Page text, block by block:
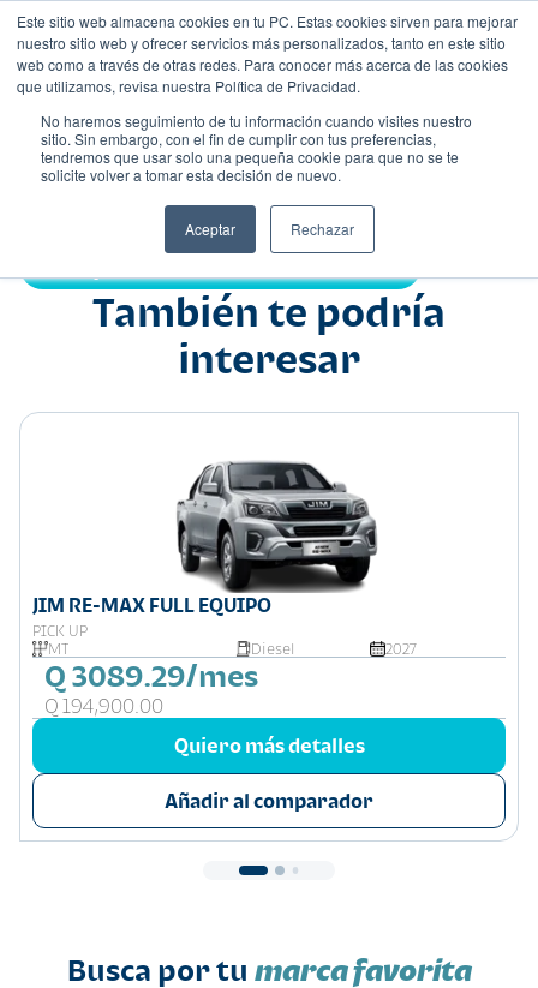
Este sitio web almacena cookies en tu PC. Estas cookies sirven para mejorar
nuestro sitio web y ofrecer servicios más personalizados, tanto en este sitio
web como a través de otras redes. Para conocer más acerca de las cookies
que utilizamos, revisa nuestra Política de Privacidad.
No haremos seguimiento de tu información cuando visites nuestro
sitio. Sin embargo, con el fin de cumplir con tus preferencias,
tendremos que usar solo una pequeña cookie para que no se te
solicite volver a tomar esta decisión de nuevo.
Aceptar Rechazar
Nombre
También te podría
interesar
JIM RE-MAX FULL EQUIPO
PICK UP
MT
Diesel 2027
Q 3089.29/mes
Q 194,900.00
Quiero más detalles
Añadir al comparador
Busca por tu marca favorita